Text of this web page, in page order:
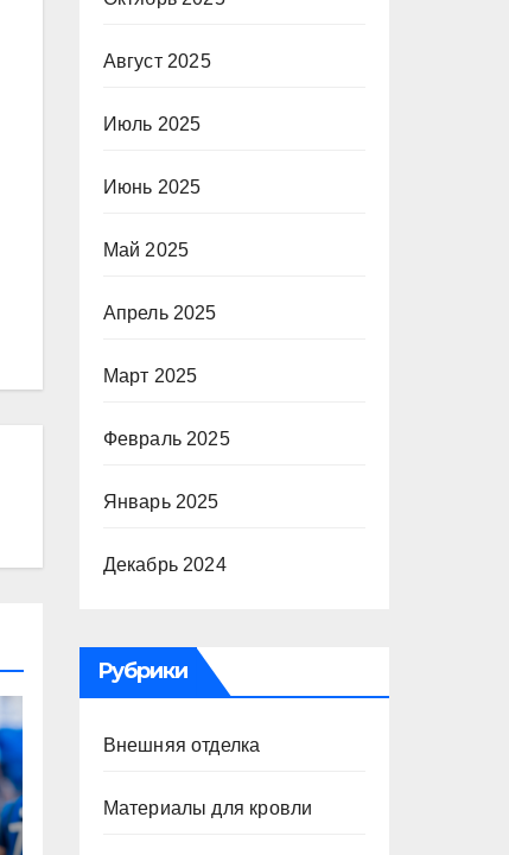
Август 2025
Июль 2025
Июнь 2025
Май 2025
Апрель 2025
Март 2025
Февраль 2025
Январь 2025
Декабрь 2024
Рубрики
Внешняя отделка
Материалы для кровли